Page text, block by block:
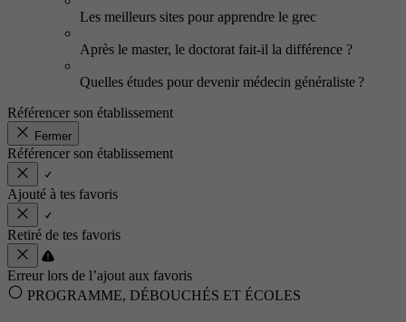
Les meilleurs sites pour apprendre le grec
Après le master, le doctorat fait-il la différence ?
Quelles études pour devenir médecin généraliste ?
Référencer son établissement
Fermer
Référencer son établissement
Ajouté à tes favoris
Retiré de tes favoris
Erreur lors de l’ajout aux favoris
PROGRAMME, DÉBOUCHÉS ET ÉCOLES